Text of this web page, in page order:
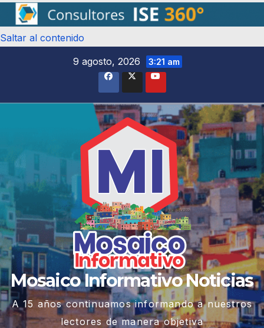
Saltar al contenido
9 agosto, 2026
3:21 am
Mosaico Informativo Noticias
A 15 años continuamos informando a nuestros
lectores de manera objetiva